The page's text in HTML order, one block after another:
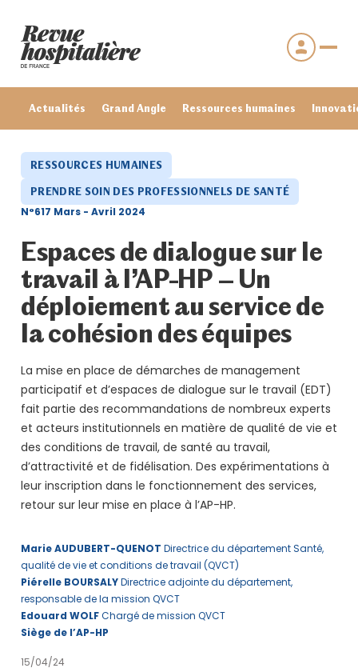
Actualités Grand Angle Ressources humaines
Se connecter
Mot de passe oublié ?
RESSOURCES HUMAINES
PRENDRE SOIN DES PROFESSIONNELS DE SANTÉ
N°617 Mars - Avril 2024
Espaces de dialogue sur le
travail à l’AP-HP – Un
déploiement au service de
la cohésion des équipes
La mise en place de démarches de management
participatif et d’espaces de dialogue sur le travail (EDT)
fait partie des recommandations de nombreux experts
et acteurs institutionnels en matière de qualité de vie et
des conditions de travail, de santé au travail,
d’attractivité et de fidélisation. Des expérimentations à
leur inscription dans le fonctionnement des services,
retour sur leur mise en place à l’AP-HP.
Marie AUDUBERT-QUENOT Directrice du département Santé,
qualité de vie et conditions de travail (QVCT)
Piérelle BOURSALYDirectrice adjointe du département,
responsable de la mission QVCT
Edouard WOLFChargé de mission QVCT
Siège de l’AP-HP
15/04/24